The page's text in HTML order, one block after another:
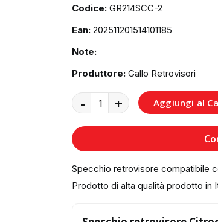
Codice: GR214SCC-2
Ean: 202511201514101185
Note:
Produttore: Gallo Retrovisori
- + Aggiungi al
Specchio retrovisore compatibile
Prodotto di alta qualità prodotto in